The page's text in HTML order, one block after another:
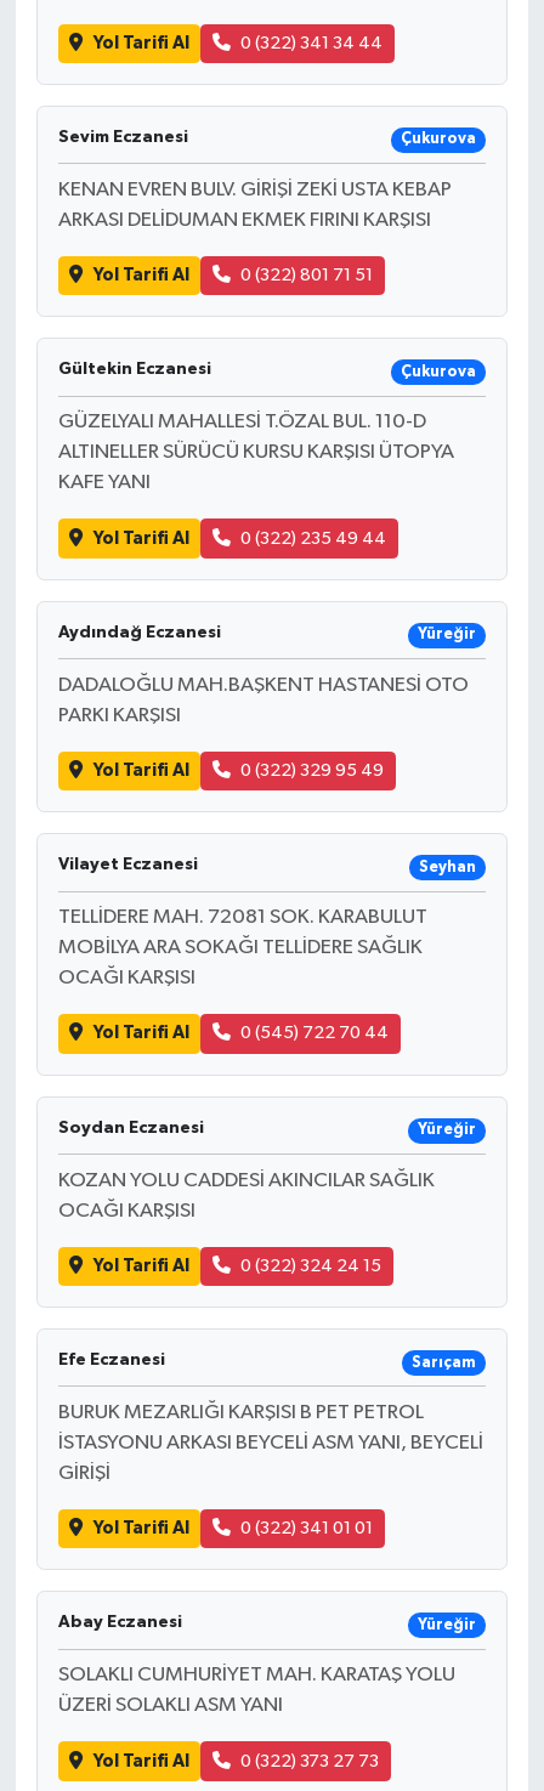
Yol Tarifi Al 0 (322) 341 34 44
Sevim Eczanesi Çukurova
KENAN EVREN BULV. GİRİŞİ ZEKİ USTA KEBAP
ARKASI DELİDUMAN EKMEK FIRINI KARŞISI
Yol Tarifi Al 0 (322) 801 71 51
Gültekin Eczanesi Çukurova
GÜZELYALI MAHALLESİ T.ÖZAL BUL. 110-D
ALTINELLER SÜRÜCÜ KURSU KARŞISI ÜTOPYA
KAFE YANI
Yol Tarifi Al 0 (322) 235 49 44
Aydındağ Eczanesi Yüreğir
DADALOĞLU MAH.BAŞKENT HASTANESİ OTO
PARKI KARŞISI
Yol Tarifi Al 0 (322) 329 95 49
Vilayet Eczanesi Seyhan
TELLİDERE MAH. 72081 SOK. KARABULUT
MOBİLYA ARA SOKAĞI TELLİDERE SAĞLIK
OCAĞI KARŞISI
Yol Tarifi Al 0 (545) 722 70 44
Soydan Eczanesi Yüreğir
KOZAN YOLU CADDESİ AKINCILAR SAĞLIK
OCAĞI KARŞISI
Yol Tarifi Al 0 (322) 324 24 15
Efe Eczanesi Sarıçam
BURUK MEZARLIĞI KARŞISI B PET PETROL
İSTASYONU ARKASI BEYCELİ ASM YANI, BEYCELİ
GİRİŞİ
Yol Tarifi Al 0 (322) 341 01 01
Abay Eczanesi Yüreğir
SOLAKLI CUMHURİYET MAH. KARATAŞ YOLU
ÜZERİ SOLAKLI ASM YANI
Yol Tarifi Al 0 (322) 373 27 73